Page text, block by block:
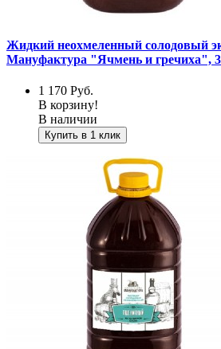
Жидкий неохмеленный солодовый
Мануфактура "Ячмень и гречиха",
1 170 Руб.
В корзину!
В наличии
Купить в 1 клик